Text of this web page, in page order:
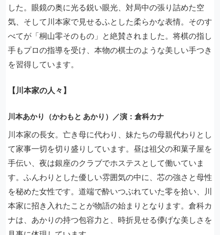
した。眼鏡の奥に光る鋭い眼光、対局中の張り詰めた空
気、そして川本家で見せるふとした柔らかな表情。そのす
べてが「桐山零そのもの」と絶賛されました。将棋の指し
手もプロの指導を受け、本物の棋士のような美しい手つき
を習得しています。
【川本家の人々】
川本あかり（かわもと あかり）／演：倉科カナ
川本家の長女。亡き母に代わり、妹たちの母親代わりとし
て家事一切を切り盛りしています。昼は祖父の和菓子屋を
手伝い、夜は銀座のクラブでホステスとして働いていま
す。ふんわりとした優しい雰囲気の中に、芯の強さと母性
を秘めた女性です。道端で酔いつぶれていた零を拾い、川
本家に招き入れたことが物語の始まりとなります。倉科カ
ナは、あかりの持つ包容力と、時折見せる儚げな美しさを